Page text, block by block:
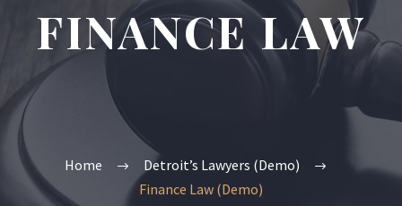
FINANCE LAW
Home
Detroit’s Lawyers (Demo)
Finance Law (Demo)